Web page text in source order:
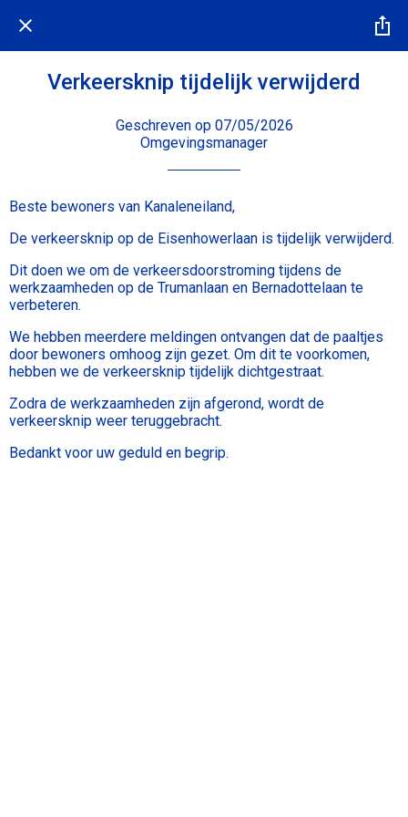
Verkeersknip tijdelijk verwijderd
Geschreven op 07/05/2026
Omgevingsmanager
Beste bewoners van Kanaleneiland,
De verkeersknip op de Eisenhowerlaan is tijdelijk verwijderd.
Dit doen we om de verkeersdoorstroming tijdens de
werkzaamheden op de Trumanlaan en Bernadottelaan te
verbeteren.
We hebben meerdere meldingen ontvangen dat de paaltjes
door bewoners omhoog zijn gezet. Om dit te voorkomen,
hebben we de verkeersknip tijdelijk dichtgestraat.
Zodra de werkzaamheden zijn afgerond, wordt de
verkeersknip weer teruggebracht.
Bedankt voor uw geduld en begrip.